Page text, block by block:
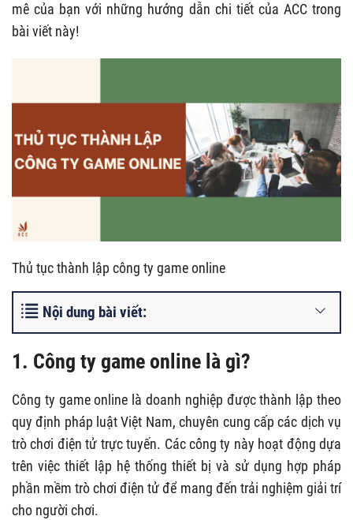
mê của bạn với những hướng dẫn chi tiết của ACC trong
bài viết này!
Thủ tục thành lập công ty game online
Nội dung bài viết:
1. Công ty game online là gì?
Công ty game online là doanh nghiệp được thành lập theo
quy định pháp luật Việt Nam, chuyên cung cấp các dịch vụ
trò chơi điện tử trực tuyến. Các công ty này hoạt động dựa
trên việc thiết lập hệ thống thiết bị và sử dụng hợp pháp
phần mềm trò chơi điện tử để mang đến trải nghiệm giải trí
cho người chơi.